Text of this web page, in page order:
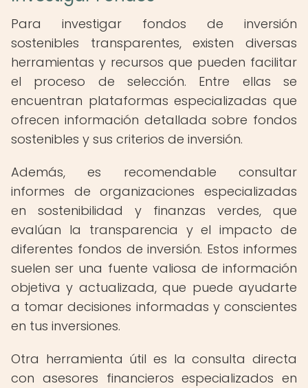
Para investigar fondos de inversión
sostenibles transparentes, existen diversas
herramientas y recursos que pueden facilitar
el proceso de selección. Entre ellas se
encuentran plataformas especializadas que
ofrecen información detallada sobre fondos
sostenibles y sus criterios de inversión.
Además, es recomendable consultar
informes de organizaciones especializadas
en sostenibilidad y finanzas verdes, que
evalúan la transparencia y el impacto de
diferentes fondos de inversión. Estos informes
suelen ser una fuente valiosa de información
objetiva y actualizada, que puede ayudarte
a tomar decisiones informadas y conscientes
en tus inversiones.
Otra herramienta útil es la consulta directa
con asesores financieros especializados en